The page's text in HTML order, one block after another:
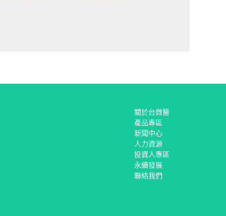
關於台微醫
產品專區
新聞中心
人力資源
投資人專區
永續發展
聯絡我們